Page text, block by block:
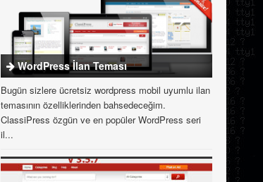
WordPress İlan Teması
Bugün sizlere ücretsiz wordpress mobil uyumlu ilan
temasının özelliklerinden bahsedeceğim.
ClassiPress özgün ve en popüler WordPress seri
il...